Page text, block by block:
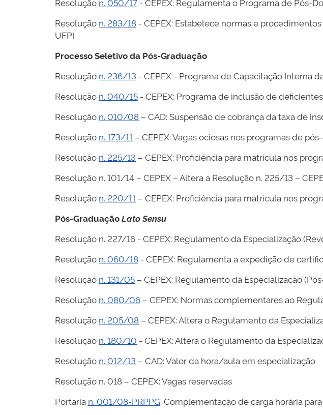
Resolução n. 283/18 - CEPEX: Estabelece normas e
UFPI.
Processo Seletivo da Pós-Graduação
Resolução n. 236/13 - CEPEX - Programa de Capacitação Interna
Resolução n. 040/15 - CEPEX: Programa de inclusão de deficientes
Resolução n. 010/08 – CAD: Suspensão de cobrança da taxa de
Resolução n. 173/11 – CEPEX: Vagas ociosas nos programas de
Resolução n. 225/13 – CEPEX: Proficiência para matrícula nos
Resolução n. 101/14 – CEPEX – Altera a Resolução n. 225/13 –
Resolução n. 220/11 – CEPEX: Proficiência para matrícula nos
Pós-GraduaçãoLato Sensu
Resolução n. 227/16 - CEPEX: Regulamento da Especialização
Resolução n. 060/18 - CEPEX: Regulamenta a expedição de
Resolução n. 131/05 – CEPEX: Regulamento da Especialização
Resolução n. 080/06 – CEPEX: Normas complementares ao
Resolução n. 205/08 – CEPEX: Altera o Regulamento da
Resolução n. 180/10 - CEPEX: Altera o Regulamento da
Resolução n. 012/13 – CAD: Valor da hora/aula em especialização
Resolução n. 018 – CEPEX: Vagas reservadas
Portaria n. 001/08-PRPPG: Complementação de carga horária